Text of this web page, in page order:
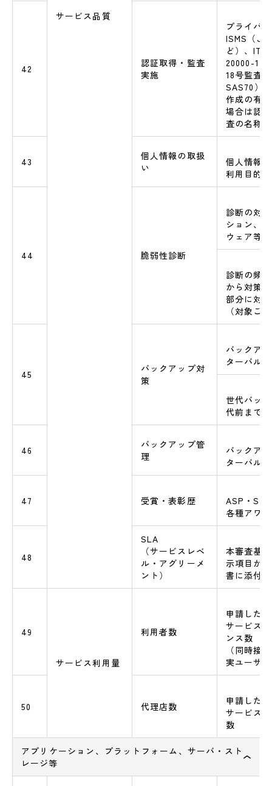
サービス品質
42
認証取得・監査
実施
プライバ
ISMS（
ど）、
20000-1な
18号監査
SAS70）
作成の有
場合は認
査の名称
43
個人情報の取扱
い
個人情報
利用目的
44 脆弱性診断
診断の対
ション、
ウェア等）
診断の頻
から対策
部分に対
（対象ご
45
バックアップ対
策
バックア
ターバル
世代バッ
代前まで
46
バックアップ管
理
バックア
ターバル
47 受賞・表彰歴
ASP・
各種アワ
48
SLA
（サービスレベ
ル・アグリーメ
ント）
本審査基
示項目が
書に添付
49
サービス利用量
利用者数
申請した
サービス
ンス数
（同時接
実ユーザ
50 代理店数
申請した
サービス
数
アプリケーション、プラットフォーム、サーバ・スト
レージ等